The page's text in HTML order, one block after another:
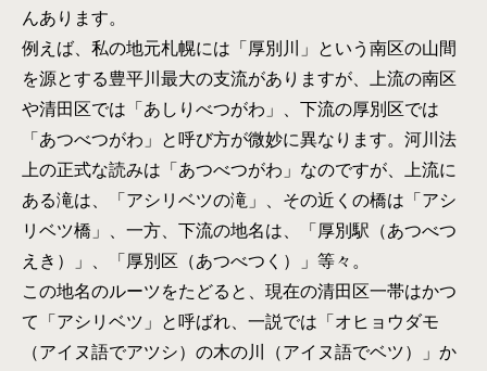
んあります。
例えば、私の地元札幌には「厚別川」という南区の山間
を源とする豊平川最大の支流がありますが、上流の南区
や清田区では「あしりべつがわ」、下流の厚別区では
「あつべつがわ」と呼び方が微妙に異なります。河川法
上の正式な読みは「あつべつがわ」なのですが、上流に
ある滝は、「アシリベツの滝」、その近くの橋は「アシ
リベツ橋」、一方、下流の地名は、「厚別駅（あつべつ
えき）」、「厚別区（あつべつく）」等々。
この地名のルーツをたどると、現在の清田区一帯はかつ
て「アシリベツ」と呼ばれ、一説では「オヒョウダモ
（アイヌ語でアツシ）の木の川（アイヌ語でベツ）」か